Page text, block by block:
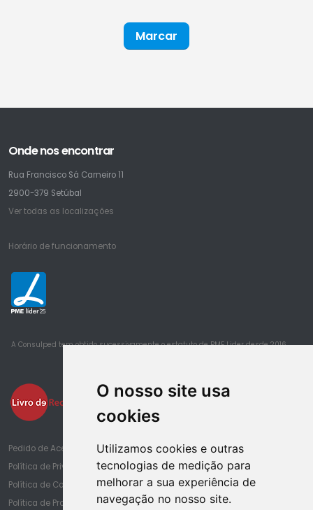
O nosso site usa
cookies
Utilizamos cookies e outras
tecnologias de medição para
melhorar a sua experiência de
navegação no nosso site.
Marcar
Onde nos encontrar
Rua Francisco Sá Carneiro 11
2900-379 Setúbal
Ver todas as localizações
Horário de funcionamento
25
A Consulped tem obtido sucessivamente o estatuto de PME Lider desde 2016
Pedido de Acesso à Informação de Saúde
Política de Privacidade
Política de Cookies
Política de Proteção de Dados